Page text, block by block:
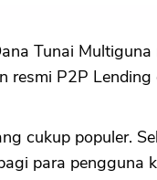
Tunai
resmi P2P Lending
cukup populer.
para pengguna